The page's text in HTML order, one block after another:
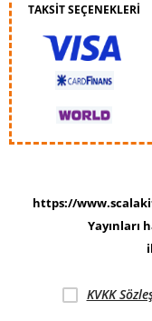
TAKSİT SEÇENEKLERİ
https://
Yayınları
KVKK